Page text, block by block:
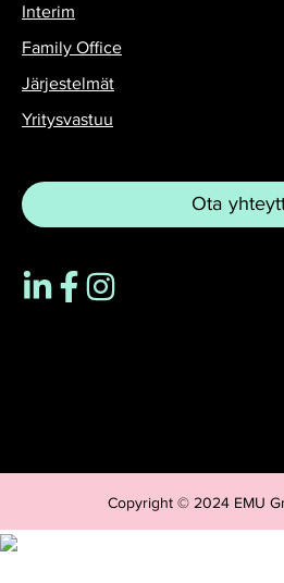
Interim
Family Office
Järjestelmät
Yritysvastuu
Ota
Copyright © 2024 EMU